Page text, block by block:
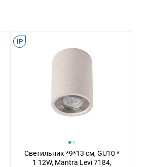
IP
Светильник *9*13 см, GU10 *
1 12W, Mantra Levi 7184,